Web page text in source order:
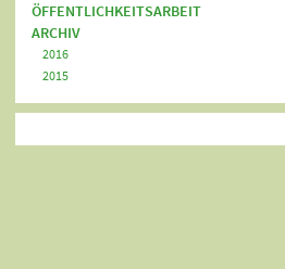
ÖFFENTLICHKEITSARBEIT
ARCHIV
2016
2015